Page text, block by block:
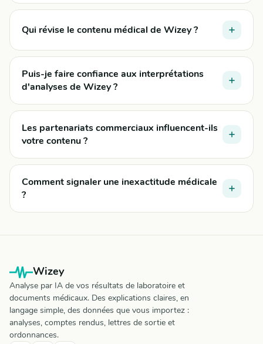
Qui révise le contenu médical de Wizey ?
Puis-je faire confiance aux interprétations
d'analyses de Wizey ?
Les partenariats commerciaux influencent-ils
votre contenu ?
Comment signaler une inexactitude médicale
?
Wizey
Analyse par IA de vos résultats de laboratoire et
documents médicaux. Des explications claires, en
langage simple, des données que vous importez :
analyses, comptes rendus, lettres de sortie et
ordonnances.